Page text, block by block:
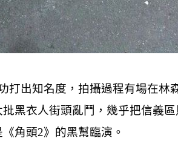
打出知名度，拍攝過程有場在林
黑衣人街頭亂鬥，幾乎把信義
角頭2》的黑幫臨演。